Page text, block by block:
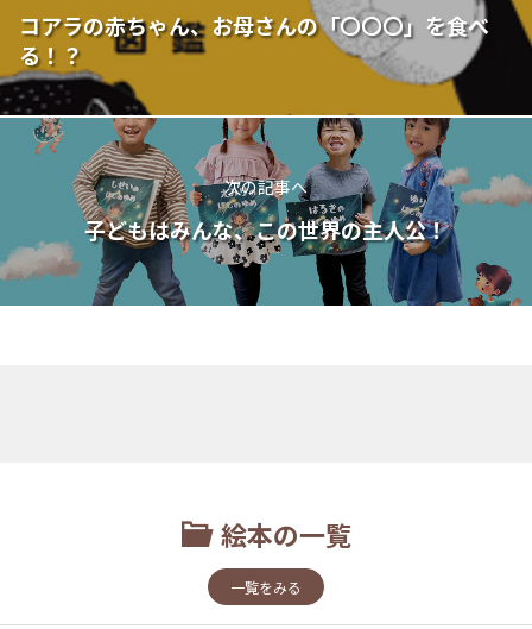
コアラの赤ちゃん、お母さんの「〇〇〇」を食べ
る！？
次の記事へ
子どもはみんな、この世界の主人公！
絵本の一覧
一覧をみる